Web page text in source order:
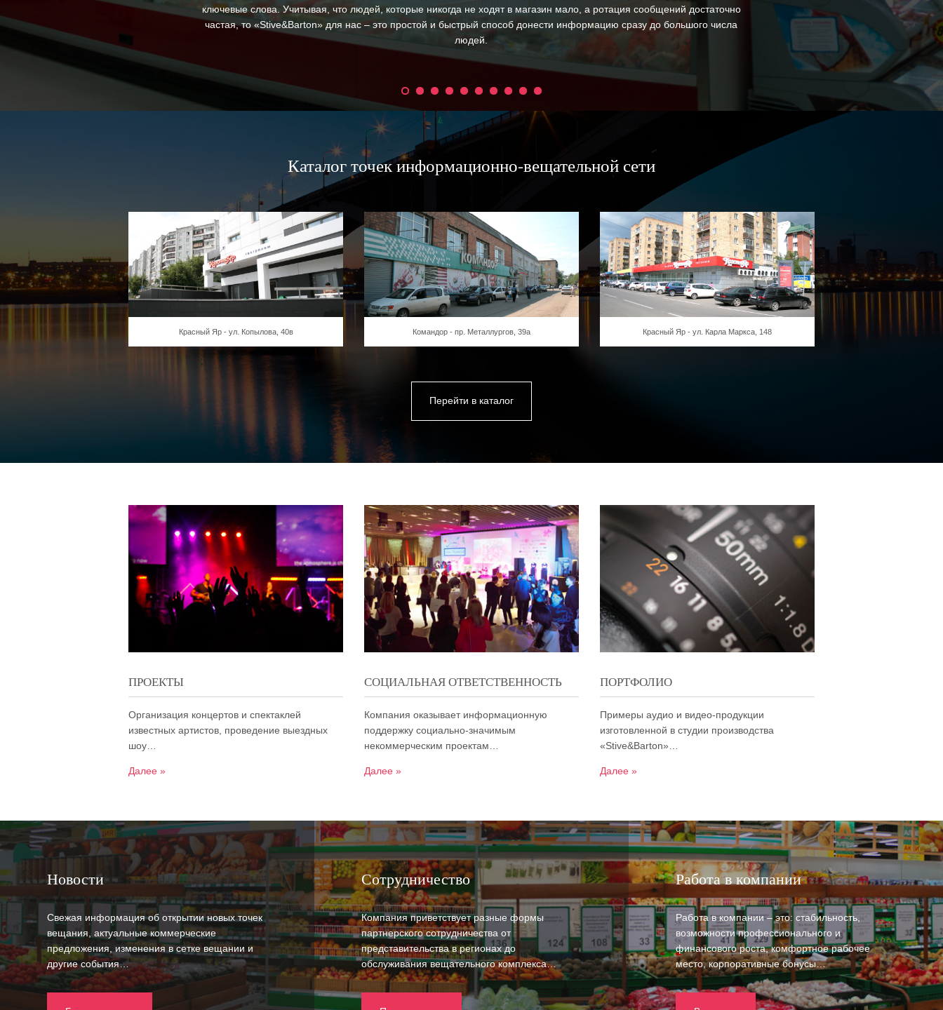
ключевые слова. Учитывая, что людей, которые никогда не ходят в магазин мало, а ротация сообщений достаточно
частая, то «Stive&Barton» для нас – это простой и быстрый способ донести информацию сразу до большого числа
людей.
В процессе своей
оперативность в
Каталог точек информационно-вещательной сети
Красный Яр - ул. Копылова, 40в Командор - пр. Металлургов, 39а Красный Яр - ул. Карла Маркса, 148
Перейти в каталог
ПРОЕКТЫ
Организация концертов и спектаклей
известных артистов, проведение выездных
шоу…
Далее »
СОЦИАЛЬНАЯ ОТВЕТСТВЕННОСТЬ
Компания оказывает информационную
поддержку социально-значимым
некоммерческим проектам…
Далее »
ПОРТФОЛИО
Примеры аудио и видео-продукции
изготовленной в студии производства
«Stive&Barton»…
Далее »
Новости
Свежая информация об открытии новых точек
вещания, актуальные коммерческие
предложения, изменения в сетке вещании и
другие события…
Сотрудничество
Компания приветствует разные формы
партнерского сотрудничества от
представительства в регионах до
обслуживания вещательного комплекса…
Работа в компании
Работа в компании – это: стабильность,
возможности профессионального и
финансового роста, комфортное рабочее
место, корпоративные бонусы…